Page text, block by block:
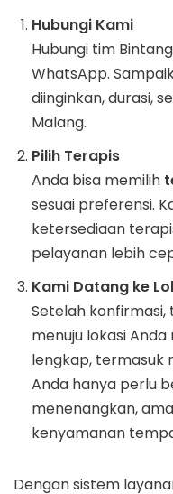
Hubungi Kami
Hubungi tim
WhatsApp.
diinginkan, durasi,
Malang.
Pilih Terapis
Anda bisa memilih
sesuai preferensi.
ketersediaan
pelayanan lebih
Kami Datang ke
Setelah
menuju lokasi
lengkap, termasuk
Anda hanya perlu
menenangkan,
kenyamanan
Dengan sistem